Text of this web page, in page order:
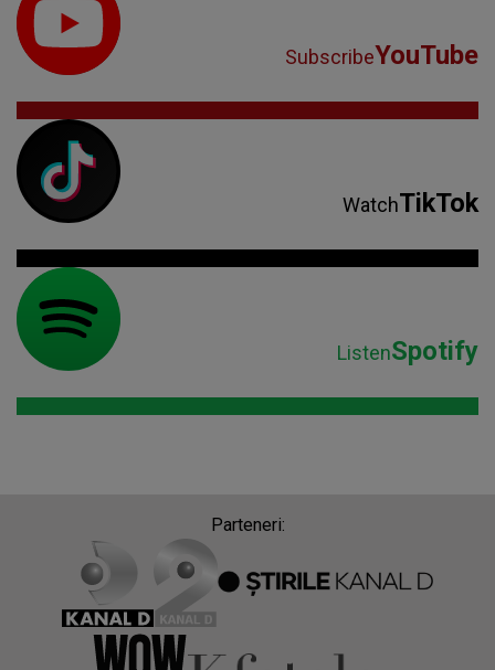
SubscribeYouTube
WatchTikTok
ListenSpotify
Parteneri: